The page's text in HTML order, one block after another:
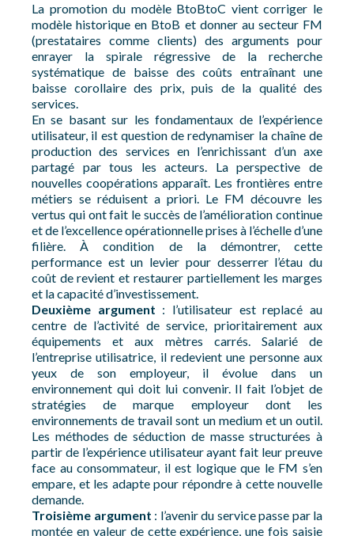
La promotion du modèle BtoBtoC vient corriger le
modèle historique en BtoB et donner au secteur FM
(prestataires comme clients) des arguments pour
enrayer la spirale régressive de la recherche
systématique de baisse des coûts entraînant une
baisse corollaire des prix, puis de la qualité des
services.
En se basant sur les fondamentaux de l’expérience
utilisateur, il est question de redynamiser la chaîne de
production des services en l’enrichissant d’un axe
partagé par tous les acteurs. La perspective de
nouvelles coopérations apparaît. Les frontières entre
métiers se réduisent a priori. Le FM découvre les
vertus qui ont fait le succès de l’amélioration continue
et de l’excellence opérationnelle prises à l’échelle d’une
filière. À condition de la démontrer, cette
performance est un levier pour desserrer l’étau du
coût de revient et restaurer partiellement les marges
et la capacité d’investissement.
Deuxième argument : l’utilisateur est replacé au
centre de l’activité de service, prioritairement aux
équipements et aux mètres carrés. Salarié de
l’entreprise utilisatrice, il redevient une personne aux
yeux de son employeur, il évolue dans un
environnement qui doit lui convenir. Il fait l’objet de
stratégies de marque employeur dont les
environnements de travail sont un medium et un outil.
Les méthodes de séduction de masse structurées à
partir de l’expérience utilisateur ayant fait leur preuve
face au consommateur, il est logique que le FM s’en
empare, et les adapte pour répondre à cette nouvelle
demande.
Troisième argument : l’avenir du service passe par la
montée en valeur de cette expérience, une fois saisie